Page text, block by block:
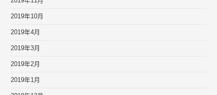
2019年10月
2019年4月
2019年3月
2019年2月
2019年1月